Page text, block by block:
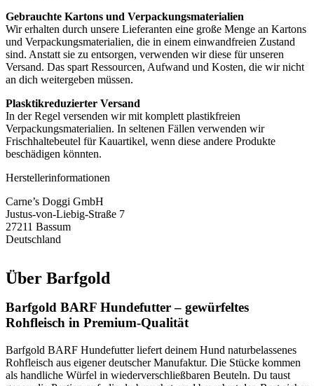
Gebrauchte Kartons und Verpackungsmaterialien
Wir erhalten durch unsere Lieferanten eine große Menge an Kartons
und Verpackungsmaterialien, die in einem einwandfreien Zustand
sind. Anstatt sie zu entsorgen, verwenden wir diese für unseren
Versand. Das spart Ressourcen, Aufwand und Kosten, die wir nicht
an dich weitergeben müssen.
Plasktikreduzierter Versand
In der Regel versenden wir mit komplett plastikfreien
Verpackungsmaterialien. In seltenen Fällen verwenden wir
Frischhaltebeutel für Kauartikel, wenn diese andere Produkte
beschädigen könnten.
Herstellerinformationen
Carne’s Doggi GmbH
Justus-von-Liebig-Straße 7
27211 Bassum
Deutschland
Über Barfgold
Barfgold BARF Hundefutter – gewürfeltes
Rohfleisch in Premium-Qualität
Barfgold BARF Hundefutter liefert deinem Hund naturbelassenes
Rohfleisch aus eigener deutscher Manufaktur. Die Stücke kommen
als handliche Würfel in wiederverschließbaren Beuteln. Du taust